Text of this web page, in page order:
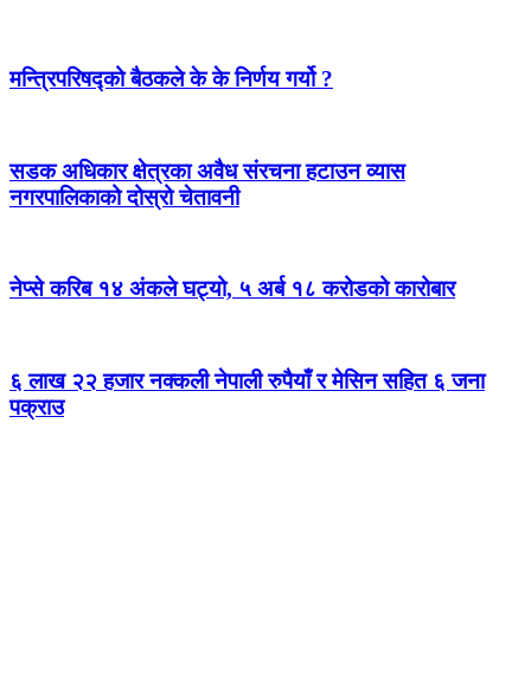
मन्त्रिपरिषद्को बैठकले के के निर्णय गर्यो ?
सडक अधिकार क्षेत्रका अवैध संरचना हटाउन व्यास
नगरपालिकाको दोस्रो चेतावनी
नेप्से करिब १४ अंकले घट्यो, ५ अर्ब १८ करोडको कारोबार
६ लाख २२ हजार नक्कली नेपाली रुपैयाँ र मेसिन सहित ६ जना
पक्राउ